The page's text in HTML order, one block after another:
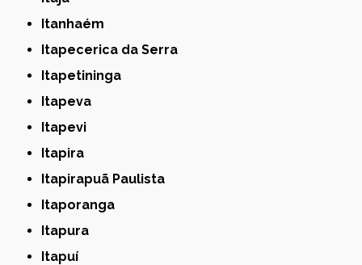
Itanhaém
Itapecerica da Serra
Itapetininga
Itapeva
Itapevi
Itapira
Itapirapuã Paulista
Itaporanga
Itapura
Itapuí